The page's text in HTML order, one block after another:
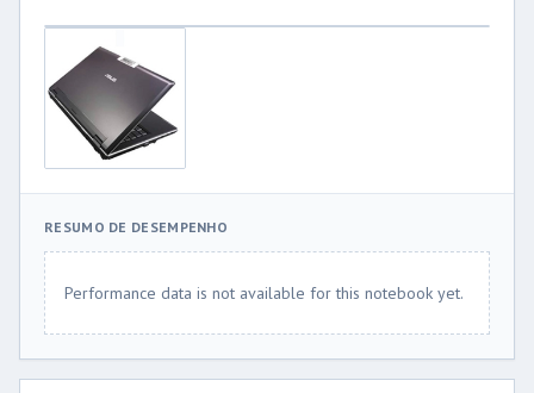
RESUMO DE DESEMPENHO
Performance data is not available for this notebook yet.